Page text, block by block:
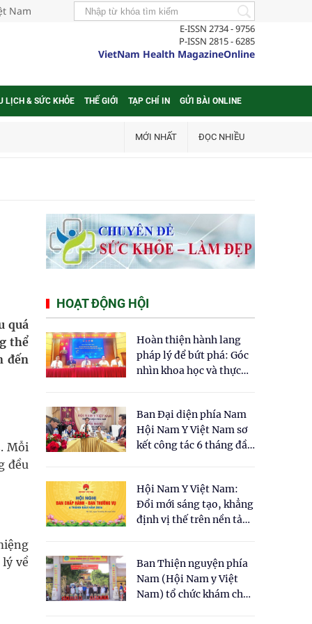
Nam
E-ISSN 2734 - 9756
P-ISSN 2815 - 6285
VietNam Health MagazineOnline
LỊCH & SỨC KHỎE THẾ GIỚI TẠP CHÍ IN GỬI BÀI ONLINE
MỚI NHẤT ĐỌC NHIỀU
quá
thể
đến
Mỗi
đều
về
HOẠT ĐỘNG HỘI
Hoàn thiện hành lang
pháp lý để bứt phá: Góc
nhìn khoa học và thực
cho Luật Y dược cổ
truyền Việt Nam"
Ban Đại diện phía Nam
Hội Nam Y Việt Nam sơ
kết công tác 6 tháng đầu
Hội Nam Y Việt Nam:
Đổi mới sáng tạo, khẳng
định vị thế trên nền tảng
Ban Thiện nguyện phía
Nam (Hội Nam y Việt
Nam) tổ chức khám chữa